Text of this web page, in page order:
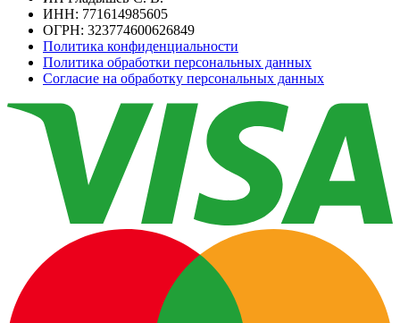
ИНН: 771614985605
ОГРН: 323774600626849
Политика конфиденциальности
Политика обработки персональных данных
Согласие на обработку персональных данных